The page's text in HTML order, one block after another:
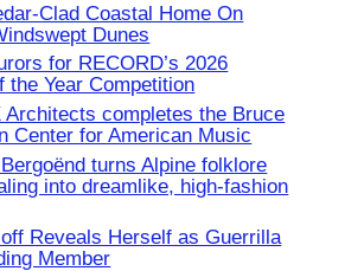
Clad Coastal Home On
Dunes
for RECORD’s 2026
the Year Competition
Architects completes the Bruce
Center for American Music
turns Alpine folklore
into dreamlike, high-fashion
Reveals Herself as Guerrilla
Member